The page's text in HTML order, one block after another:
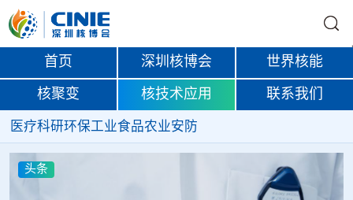
首页 深圳核博会 世界核能
核聚变 核技术应用 联系我们
医疗科研环保工业食品农业安防
头条